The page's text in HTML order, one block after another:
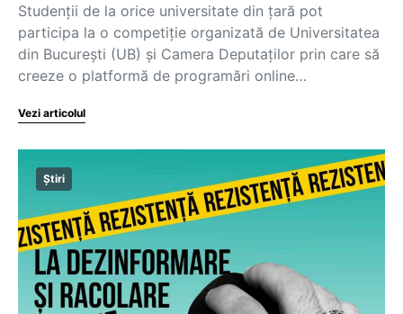
Studenții de la orice universitate din țară pot
participa la o competiție organizată de Universitatea
din București (UB) și Camera Deputaților prin care să
creeze o platformă de programări online…
Vezi articolul
Știri